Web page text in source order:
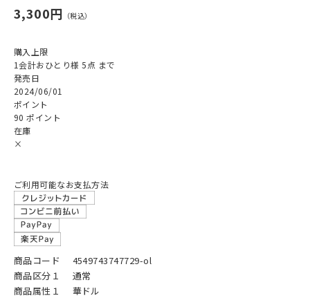
3,300円
購入上限
1会計おひとり様 5点 まで
発売日
2024/06/01
ポイント
90 ポイント
在庫
×
ご利用可能なお支払方法
商品コード
4549743747729-ol
商品区分１
通常
商品属性１
華ドル